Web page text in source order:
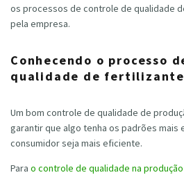
os processos de controle de qualidade
pela empresa.
Conhecendo o processo
qualidade de
Um bom controle de qualidade de
garantir que algo tenha os padrões mais
consumidor seja mais eficiente.
Para o controle de qualidade na